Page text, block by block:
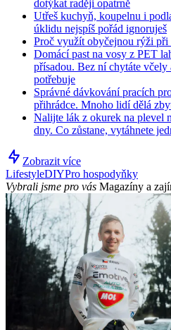
dotýkat raději opatrně
Utřeš kuchyň, koupelnu i
úklidu nejspíš pořád ignoruješ
Proč využít obyčejnou rýži při
Domácí past na vosy z PET
přísadou. Bez ní chytáte včely
potřebuje
Správné dávkování pracích
přihrádce. Mnoho lidí dělá
Nalijte lák z okurek na plevel
dny. Co zůstane, vytáhnete
Zobrazit více
LifestyleDIYPro hospodyňky
Vybrali jsme pro vás Magazíny a